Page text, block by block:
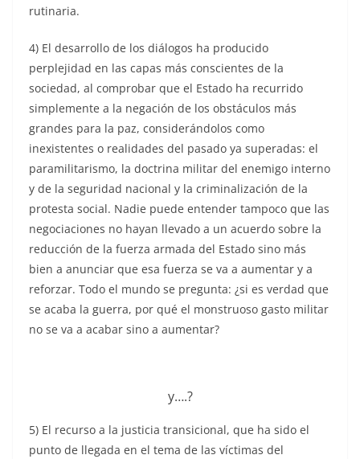
rutinaria.
4) El desarrollo de los diálogos ha producido
perplejidad en las capas más conscientes de la
sociedad, al comprobar que el Estado ha recurrido
simplemente a la negación de los obstáculos más
grandes para la paz, considerándolos como
inexistentes o realidades del pasado ya superadas: el
paramilitarismo, la doctrina militar del enemigo interno
y de la seguridad nacional y la criminalización de la
protesta social. Nadie puede entender tampoco que las
negociaciones no hayan llevado a un acuerdo sobre la
reducción de la fuerza armada del Estado sino más
bien a anunciar que esa fuerza se va a aumentar y a
reforzar. Todo el mundo se pregunta: ¿si es verdad que
se acaba la guerra, por qué el monstruoso gasto militar
no se va a acabar sino a aumentar?
y….?
5) El recurso a la justicia transicional, que ha sido el
punto de llegada en el tema de las víctimas del